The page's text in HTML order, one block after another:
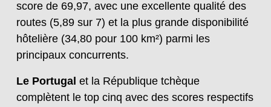
score de 69,97, avec une excellente qualité des
routes (5,89 sur 7) et la plus grande disponibilité
hôtelière (34,80 pour 100 km²) parmi les
principaux concurrents.
Le Portugal et la République tchèque
complètent le top cinq avec des scores respectifs